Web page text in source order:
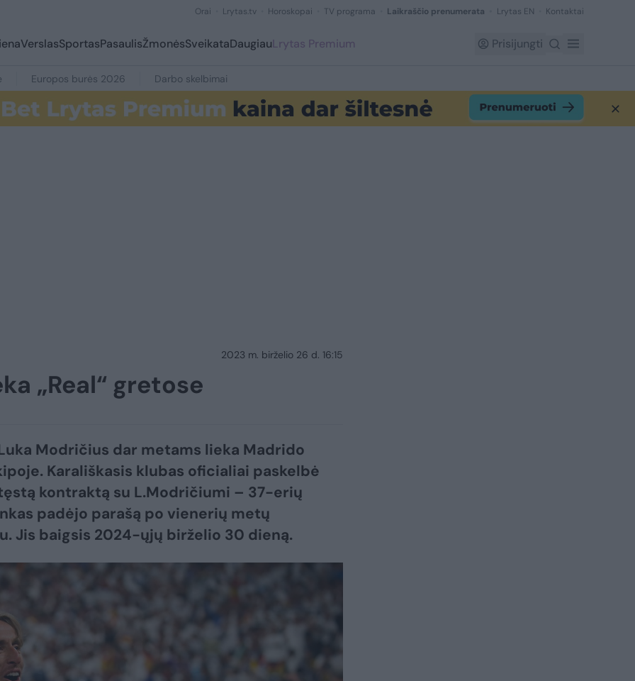
Orai Lrytas.tv Horoskopai TV programa Laikraščio prenumerata Lrytas EN Kontaktai
VerslasSportasPasaulisŽmonėsSveikataDaugiauLrytas Premium Prisijungti
Europos burės 2026 Darbo skelbimai
2023 m. birželio 26 d. 16:15
„Real“ gretose
Modričius dar metams lieka Madrido
Karališkasis klubas oficialiai paskelbė
kontraktą su L.Modričiumi – 37-erių
padėjo parašą po vienerių metų
Jis baigsis 2024-ųjų birželio 30 dieną.